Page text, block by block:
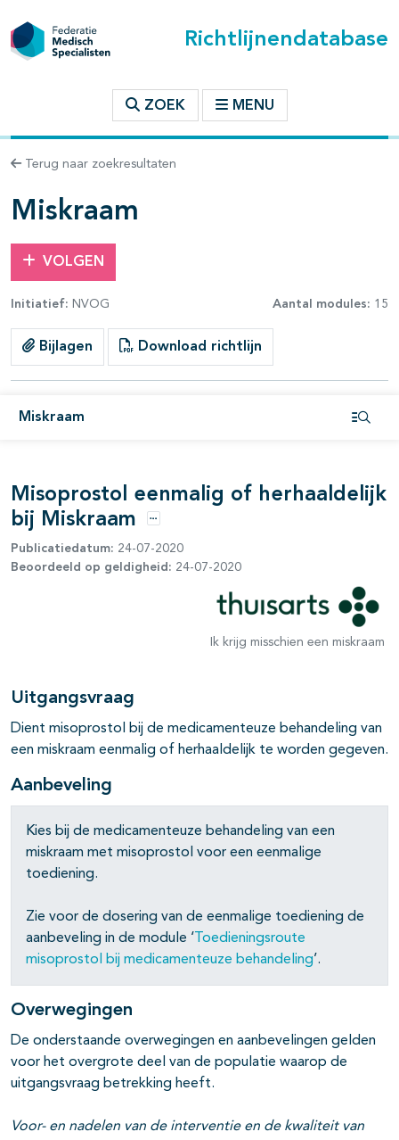
Richtlijnendatabase
ZOEK MENU
Terug naar zoekresultaten
Miskraam
VOLGEN
Initiatief: NVOG Aantal modules: 15
Bijlagen Download richtlijn
Miskraam
binnen deze richtlijn
Misoprostol eenmalig of herhaaldelijk
bij Miskraam
Opties
Publicatiedatum: 24-07-2020
Beoordeeld op geldigheid: 24-07-2020
Ik krijg misschien een miskraam
Uitgangsvraag
Dient misoprostol bij de medicamenteuze behandeling van
een miskraam eenmalig of herhaaldelijk te worden gegeven.
Aanbeveling
Kies bij de medicamenteuze behandeling van een
miskraam met misoprostol voor een eenmalige
toediening.
Zie voor de dosering van de eenmalige toediening de
aanbeveling in de module ‘ Toedieningsroute
misoprostol bij medicamenteuze behandeling’.
Overwegingen
De onderstaande overwegingen en aanbevelingen gelden
voor het overgrote deel van de populatie waarop de
uitgangsvraag betrekking heeft.
Voor- en nadelen van de interventie en de kwaliteit van